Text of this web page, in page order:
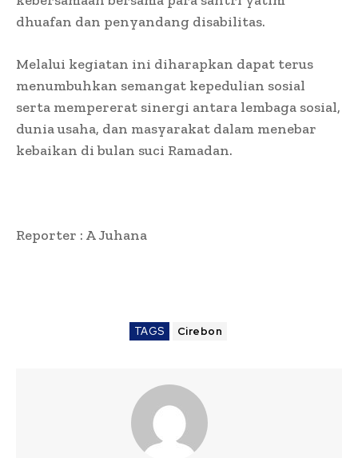
dhuafan dan penyandang disabilitas.
Melalui kegiatan ini diharapkan dapat terus
menumbuhkan semangat kepedulian sosial
serta mempererat sinergi antara lembaga sosial,
dunia usaha, dan masyarakat dalam menebar
kebaikan di bulan suci Ramadan.
Reporter : A Juhana
TAGS Cirebon